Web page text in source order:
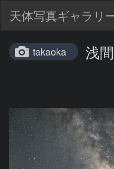
天体写真ギャラリ
takaoka 浅